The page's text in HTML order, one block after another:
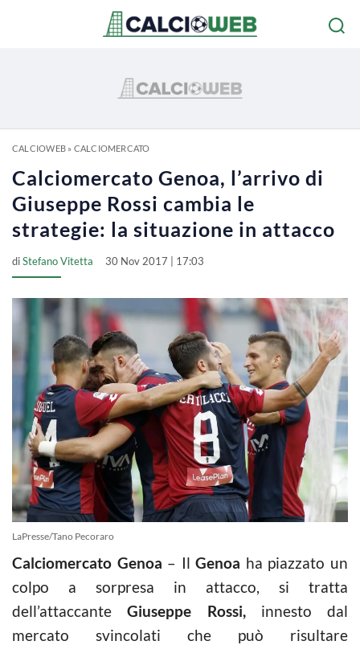
CALCIOWEB» CALCIOMERCATO
Calciomercato Genoa, l’arrivo di
Giuseppe Rossi cambia le
strategie: la situazione in attacco
diStefano Vitetta 30 Nov 2017 | 17:03
LaPresse/Tano Pecoraro
Calciomercato Genoa – IlGenoa ha piazzato un
colpo a sorpresa in attacco, si tratta
dell’attaccanteGiuseppe Rossi, innesto dal
mercato svincolati che può risultare